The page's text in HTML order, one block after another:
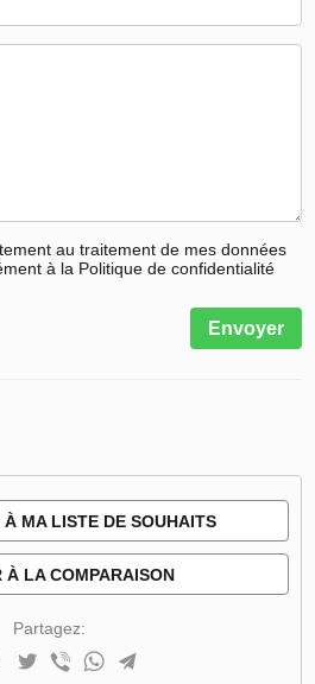
au traitement de mes données
à la Politique de confidentialité
Envoyer
À MA LISTE DE SOUHAITS
À LA COMPARAISON
Partagez: